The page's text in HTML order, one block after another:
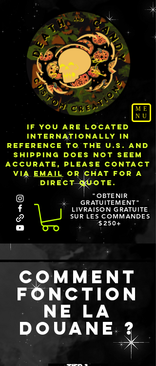
ME
NU
IF YOU ARE LOCATED
INTERNATIONALLY IN
REFERENCE TO THE U.S. AND
SHIPPING DOES NOT SEEM
ACCURATE, PLEASE CONTACT
VIA EMAIL OR CHAT FOR A
DIRECT QUOTE.
"OBTENIR
GRATUITEMENT"
LIVRAISON GRATUITE
SUR LES COMMANDES
$250+
COMMENT
FONCTION
NE LA
DOUANE ?